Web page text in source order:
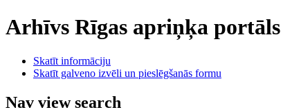
Arhīvs Rīgas apriņķa portāls
Skatīt informāciju
Skatīt galveno izvēli un pieslēgšanās formu
Nav view search